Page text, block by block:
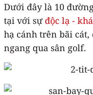
Dưới đây là 10
tại với sự độc lạ -
hạ cánh trên bãi cát,
ngang qua sân golf.